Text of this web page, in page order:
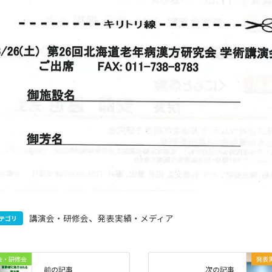
ゴリ 講演会・研修会、発表実績・メディア
・研修会
前の記事
発表
次の記事